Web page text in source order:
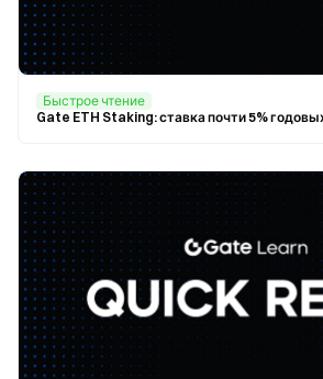
Быстрое чтение